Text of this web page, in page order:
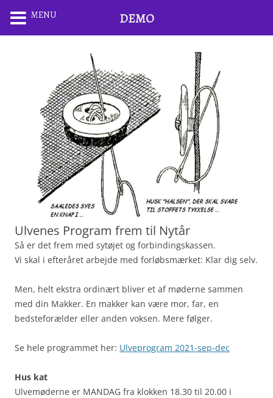
Ulvenes Program frem til Nytår
Så er det frem med sytøjet og forbindingskassen.
Vi skal i efteråret arbejde med forløbsmærket: Klar dig selv.
Men, helt ekstra ordinært bliver et af møderne sammen
med din Makker. En makker kan være mor, far, en
bedsteforælder eller anden voksen. Mere følger.
Se hele programmet her: Ulveprogram 2021-sep-dec
Hus kat
Ulvemøderne er MANDAG fra klokken 18.30 til 20.00 i
MENU DEMO